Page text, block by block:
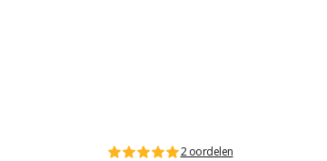
2 oordelen